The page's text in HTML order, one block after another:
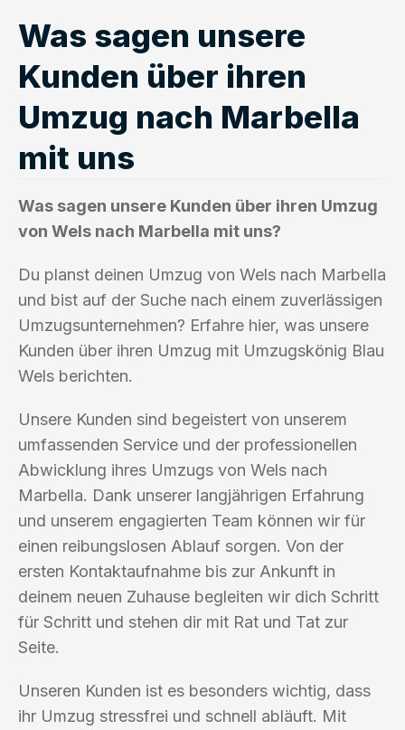
Was sagen unsere
Kunden über ihren
Umzug nach Marbella
mit uns
Was sagen unsere Kunden über ihren Umzug
von Wels nach Marbella mit uns?
Du planst deinen Umzug von Wels nach Marbella
und bist auf der Suche nach einem zuverlässigen
Umzugsunternehmen? Erfahre hier, was unsere
Kunden über ihren Umzug mit Umzugskönig Blau
Wels berichten.
Unsere Kunden sind begeistert von unserem
umfassenden Service und der professionellen
Abwicklung ihres Umzugs von Wels nach
Marbella. Dank unserer langjährigen Erfahrung
und unserem engagierten Team können wir für
einen reibungslosen Ablauf sorgen. Von der
ersten Kontaktaufnahme bis zur Ankunft in
deinem neuen Zuhause begleiten wir dich Schritt
für Schritt und stehen dir mit Rat und Tat zur
Seite.
Unseren Kunden ist es besonders wichtig, dass
ihr Umzug stressfrei und schnell abläuft. Mit